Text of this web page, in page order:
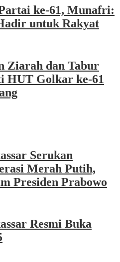
ke-61, Munafri:
untuk Rakyat
Ziarah dan Tabur
HUT Golkar ke-61
Serukan
Merah Putih,
Presiden Prabowo
Resmi Buka